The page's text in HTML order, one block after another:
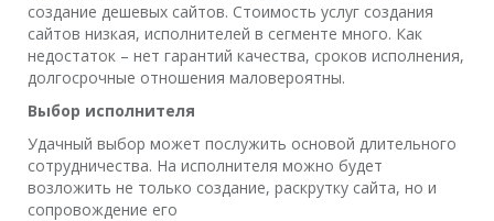
создание дешевых сайтов. Стоимость услуг создания
сайтов низкая, исполнителей в сегменте много. Как
недостаток – нет гарантий качества, сроков исполнения,
долгосрочные отношения маловероятны.
Выбор исполнителя
Удачный выбор может послужить основой длительного
сотрудничества. На исполнителя можно будет
возложить не только создание, раскрутку сайта, но и
сопровождение его